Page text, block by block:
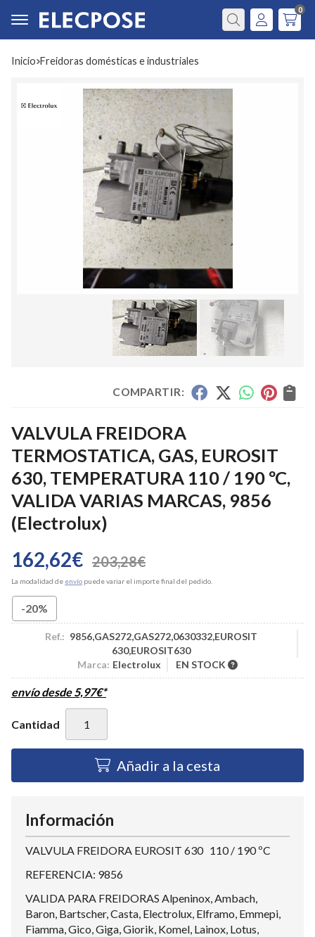
Buscar
0
Inicio freidoras domésticas e industriales
COMPARTIR:
VALVULA FREIDORA
TERMOSTATICA, GAS, EUROSIT
630, TEMPERATURA 110 / 190 ºC,
VALIDA VARIAS MARCAS, 9856
(Electrolux)
162,62€ 203,28€
La modalidad de envío puede variar el importe final del pedido.
-20%
Ref.: 9856,GAS272,GAS272,0630332,EUROSIT
630,EUROSIT630
Marca: Electrolux EN STOCK
envío desde5,97€*
Cantidad
Añadir a la cesta
Información
VALVULA FREIDORA EUROSIT 630 110 / 190 ºC
REFERENCIA: 9856
VALIDA PARA FREIDORAS Alpeninox, Ambach,
Baron, Bartscher, Casta, Electrolux, Elframo, Emmepi,
Fiamma, Gico, Giga, Giorik, Komel, Lainox, Lotus,